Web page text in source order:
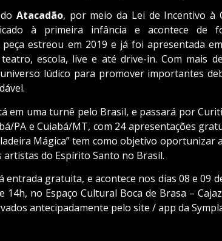
doAtacadão, por meio da Lei de Incentivo à
à primeira infância e acontece de
peça estreou em 2019 e já foi apresentada
escola, live e até drive-in. Com mais
lúdico para promover importantes
em uma turnê pelo Brasil, e passará por
PA e Cuiabá/MT, com 24 apresentações
Mágica” tem como objetivo
artistas do Espírito Santo no Brasil.
entrada gratuita, e acontece nos dias 08 e 09
14h, no Espaço Cultural Boca de Brasa –
antecipadamente pelo site / app da